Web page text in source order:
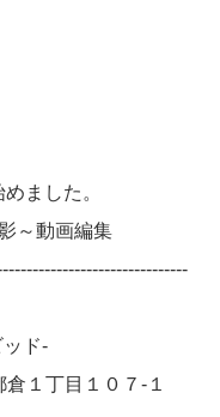
ました。
～動画編集
ド-
１丁目１０７-１